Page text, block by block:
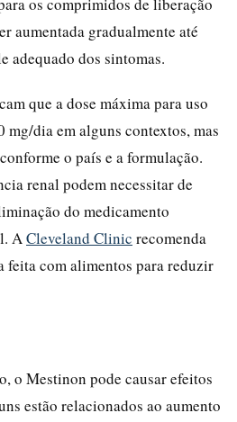
aumentada gradualmente até
adequado dos sintomas.
que a dose máxima para uso
mg/dia em alguns contextos, mas
o país e a formulação.
renal podem necessitar de
do medicamento
A Cleveland Clinic recomenda
feita com alimentos para reduzir
o Mestinon pode causar efeitos
estão relacionados ao aumento